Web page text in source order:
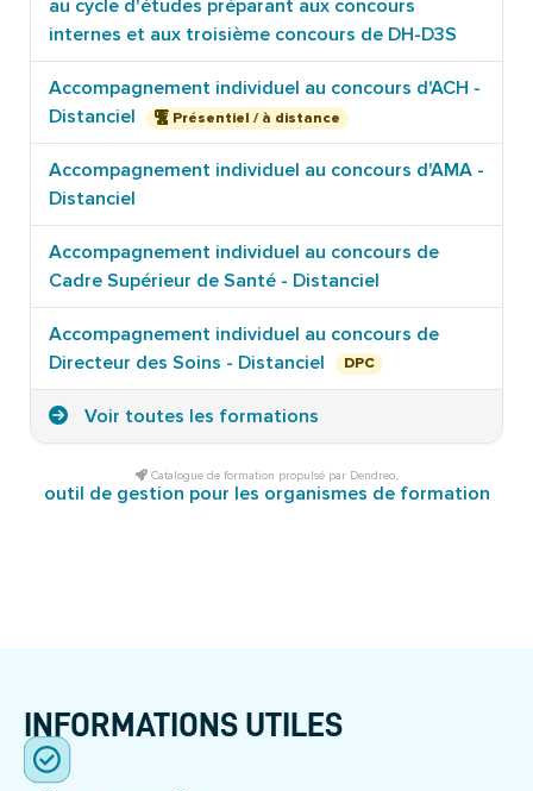
au cycle d'études préparant aux concours
internes et aux troisième concours de DH-D3S
Accompagnement individuel au concours d'ACH -
Distanciel
Présentiel / à distance
Accompagnement individuel au concours d'AMA -
Distanciel
Accompagnement individuel au concours de
Cadre Supérieur de Santé - Distanciel
Accompagnement individuel au concours de
Directeur des Soins - Distanciel
DPC
Voir toutes les formations
Catalogue de formation propulsé par Dendreo,
outil de gestion pour les organismes de formation
INFORMATIONS UTILES